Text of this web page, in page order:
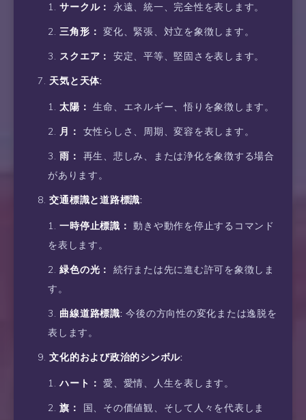
サークル：
永遠、統一、完全性を表します。
三角形： 変化、緊張、対立を象徴します。
スクエア：
安定、平等、堅固さを表します。
天気と天体:
太陽： 生命、エネルギー、悟りを象徴します。
月：
女性らしさ、周期、変容を表します。
雨：
再生、悲しみ、または浄化を象徴する場合
があります。
交通標識と道路標識:
一時停止標識： 動きや動作を停止するコマンド
を表します。
緑色の光：
続行または先に進む許可を象徴しま
す。
曲線道路標識: 今後の方向性の変化または逸脱を
表します。
文化的および政治的シンボル:
ハート： 愛、愛情、人生を表します。
旗：
国、その価値観、そして人々を代表しま